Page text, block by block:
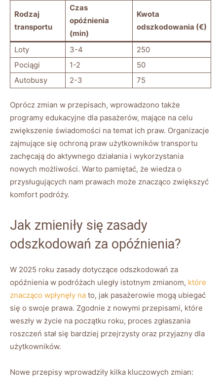
Rodzaj
transportu
Czas⁤
opóźnienia
(min)
Kwota
odszkodowania (€)
Loty 3-4
250
Pociągi
1-2
50
Autobusy
2-3 75
Oprócz zmian w przepisach, wprowadzono także
programy ​edukacyjne dla ⁣pasażerów,​ mające na celu
zwiększenie ⁤świadomości na temat ich praw. Organizacje⁢
zajmujące​ się ochroną ‍praw użytkowników transportu​
zachęcają do‍ aktywnego działania ‌i wykorzystania
⁣nowych możliwości. Warto pamiętać, że wiedza o
przysługujących nam ​prawach może ⁣znacząco zwiększyć‍
komfort podróży.
Jak zmieniły ⁣się zasady‌
odszkodowań za⁤ opóźnienia?
W 2025 ‌roku zasady dotyczące odszkodowań za
⁢opóźnienia w podróżach uległy‌ istotnym zmianom, które
znacząco wpłynęły na ‌ to, jak pasażerowie mogą ubiegać
się o swoje prawa.⁤ Zgodnie z nowymi przepisami, które
weszły w​ życie na‌ początku ⁣roku, proces zgłaszania
roszczeń stał się bardziej przejrzysty oraz przyjazny dla
użytkowników.
Nowe​ przepisy wprowadziły kilka kluczowych‌ zmian: